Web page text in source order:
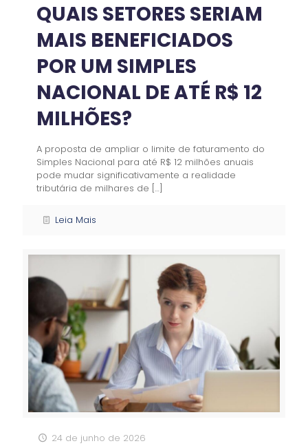
QUAIS SETORES SERIAM
MAIS BENEFICIADOS
POR UM SIMPLES
NACIONAL DE ATÉ R$ 12
MILHÕES?
A proposta de ampliar o limite de faturamento do
Simples Nacional para até R$ 12 milhões anuais
pode mudar significativamente a realidade
tributária de milhares de […]
Leia Mais
24 de junho de 2026